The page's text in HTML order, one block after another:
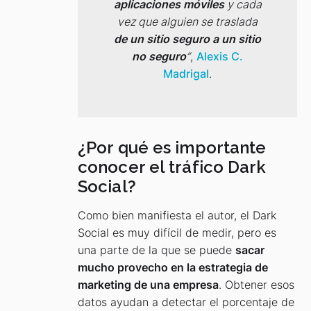
aplicaciones móvilesy cada
vez que alguien se traslada
de un sitio seguro a un sitio
no seguro”, Alexis C.
Madrigal.
¿Por qué es importante
conocer el tráfico Dark
Social?
Como bien manifiesta el autor, el Dark
Social es muy difícil de medir, pero es
una parte de la que se puede sacar
mucho provecho en la estrategia de
marketing de una empresa. Obtener esos
datos ayudan a detectar el porcentaje de